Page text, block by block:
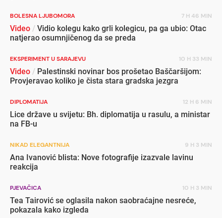
BOLESNA LJUBOMORA 7 H 46 MIN
Video / Vidio kolegu kako grli kolegicu, pa ga ubio: Otac
natjerao osumnjičenog da se preda
EKSPERIMENT U SARAJEVU 10 H 33 MIN
Video / Palestinski novinar bos prošetao Baščaršijom:
Provjeravao koliko je čista stara gradska jezgra
DIPLOMATIJA 12 H 6 MIN
Lice države u svijetu: Bh. diplomatija u rasulu, a ministar
na FB-u
NIKAD ELEGANTNIJA 9 H 3 MIN
Ana Ivanović blista: Nove fotografije izazvale lavinu
reakcija
PJEVAČICA 10 H 3 MIN
Tea Tairović se oglasila nakon saobraćajne nesreće,
pokazala kako izgleda